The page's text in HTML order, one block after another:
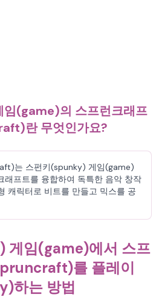
(game)의 스프런크래프
란 무엇인가요?
는 스펀키(spunky) 게임(game)
프트를 융합하여 독특한 음악 창작
캐릭터로 비트를 만들고 믹스를 공
게임(game)에서 스프
를 플레이
하는 방법